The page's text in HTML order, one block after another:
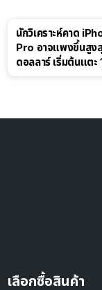
นักวิเคราะห์คาด
Pro อาจแพงขึ้นสูง
ดอลลาร์ เริ่มต้นแตะ
เลือกซื้อสินค้า